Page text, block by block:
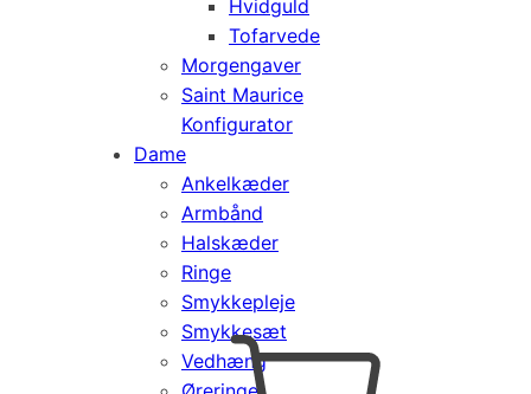
Hvidguld
Tofarvede
Morgengaver
Saint Maurice
Konfigurator
Dame
Ankelkæder
Armbånd
Halskæder
Ringe
Smykkepleje
Smykkesæt
Vedhæng